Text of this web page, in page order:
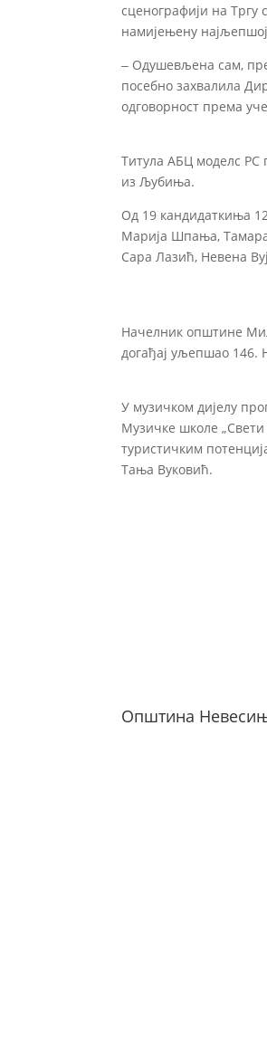
сценографији на Тргу
намијењену
‒ Одушевљена сам,
посебно захвалила
одговорност према
Титула АБЦ моделс
из Љубиња.
Од 19 кандидаткиња
Марија Шпања,
Сара Лазић, Невена
Начелник општине
догађај уљепшао 146.
У музичком дијелу
Музичке школе
туристичким
Тања Вуковић.
Општина